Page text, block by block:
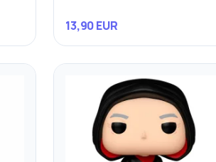
13,90 EUR